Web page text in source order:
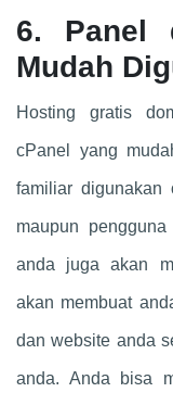
6. Panel
Mudah
Hosting gratis
cPanel yang
familiar digunakan
maupun
anda juga akan
akan membuat
dan website anda
anda. Anda bisa